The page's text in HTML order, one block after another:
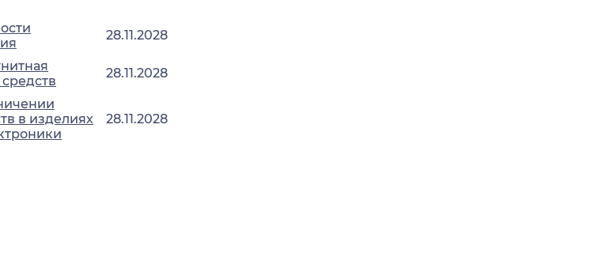
28.11.2028
28.11.2028
в изделиях
28.11.2028